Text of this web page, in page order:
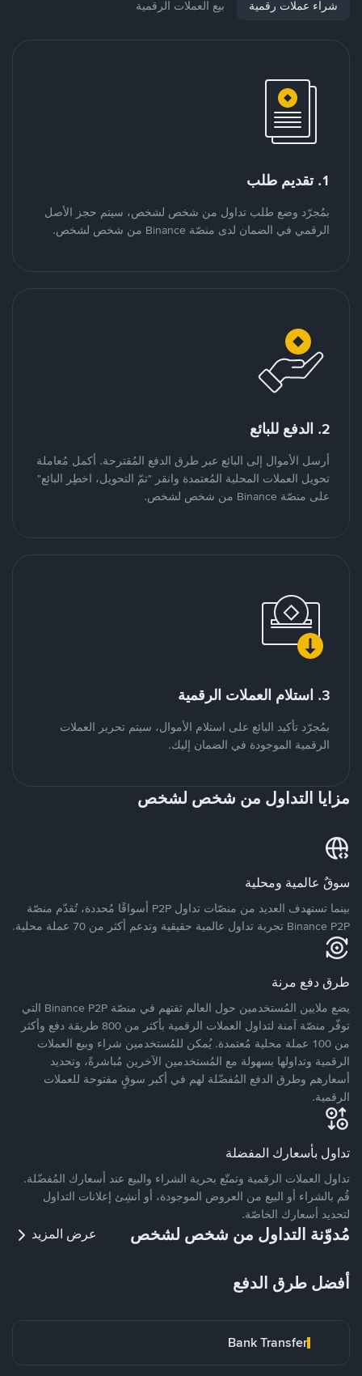
شراء عملات رقمية بيع العملات الرقمية
1. تقديم طلب
بمُجرّد وضع طلب تداول من شخص لشخص، سيتم حجز الأصل
الرقمي في الضمان لدى منصّة Binance من شخص لشخص.
2. الدفع للبائع
أرسل الأموال إلى البائع عبر طرق الدفع المُقترحة. أكمل مُعاملة
تحويل العملات المحلية المُعتمدة وانقر "تمّ التحويل، اخطِر البائع"
على منصّة Binance من شخص لشخص.
3. استلام العملات الرقمية
بمُجرّد تأكيد البائع على استلام الأموال، سيتم تحرير العملات
الرقمية الموجودة في الضمان إليك.
مزايا التداول من شخص لشخص
سوقٌ عالمية ومحلية
بينما تستهدف العديد من منصّات تداول P2P أسواقًا مُحددة، تُقدّم منصّة
Binance P2P تجربة تداول عالمية حقيقية وتدعم أكثر من 70 عملة محلية.
طرق دفع مرنة
يضع ملايين المُستخدمين حول العالم ثقتهم في منصّة Binance P2P التي
توفّر منصّة آمنة لتداول العملات الرقمية بأكثر من 800 طريقة دفع وأكثر
من 100 عملة محلية مُعتمدة. يُمكن للمُستخدمين شراء وبيع العملات
الرقمية وتداولها بسهولة مع المُستخدمين الآخرين مُباشرةً، وتحديد
أسعارهم وطرق الدفع المُفضّلة لهم في أكبر سوقٍ مفتوحة للعملات
الرقمية.
تداول بأسعارك المفضلة
تداول العملات الرقمية وتمتّع بحرية الشراء والبيع عند أسعارك المُفضّلة.
قُم بالشراء أو البيع من العروض الموجودة، أو أنشِئ إعلانات التداول
لتحديد أسعارك الخاصّة.
مُدوّنة التداول من شخص لشخص عرض المزيد
أفضل طرق الدفع
Bank Transfer